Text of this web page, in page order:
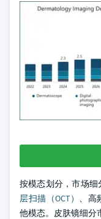
按模态划分，市场
层扫描（OCT） 、高
他模态。皮肤镜细分